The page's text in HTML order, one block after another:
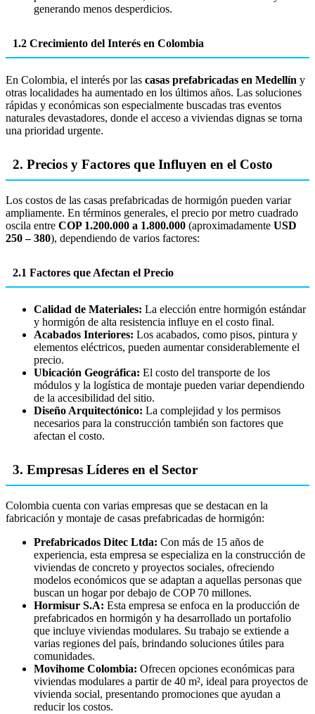
generando menos desperdicios.
1.2 Crecimiento del Interés en Colombia
En Colombia, el interés por las casas prefabricadas en Medellín y
otras localidades ha aumentado en los últimos años. Las soluciones
rápidas y económicas son especialmente buscadas tras eventos
naturales devastadores, donde el acceso a viviendas dignas se torna
una prioridad urgente.
2. Precios y Factores que Influyen en el Costo
Los costos de las casas prefabricadas de hormigón pueden variar
ampliamente. En términos generales, el precio por metro cuadrado
oscila entre COP 1.200.000 a 1.800.000 (aproximadamente USD
250 – 380), dependiendo de varios factores:
2.1 Factores que Afectan el Precio
Calidad de Materiales: La elección entre hormigón estándar
y hormigón de alta resistencia influye en el costo final.
Acabados Interiores: Los acabados, como pisos, pintura y
elementos eléctricos, pueden aumentar considerablemente el
precio.
Ubicación Geográfica: El costo del transporte de los
módulos y la logística de montaje pueden variar dependiendo
de la accesibilidad del sitio.
Diseño Arquitectónico: La complejidad y los permisos
necesarios para la construcción también son factores que
afectan el costo.
3. Empresas Líderes en el Sector
Colombia cuenta con varias empresas que se destacan en la
fabricación y montaje de casas prefabricadas de hormigón:
Prefabricados Ditec Ltda: Con más de 15 años de
experiencia, esta empresa se especializa en la construcción de
viviendas de concreto y proyectos sociales, ofreciendo
modelos económicos que se adaptan a aquellas personas que
buscan un hogar por debajo de COP 70 millones.
Hormisur S.A: Esta empresa se enfoca en la producción de
prefabricados en hormigón y ha desarrollado un portafolio
que incluye viviendas modulares. Su trabajo se extiende a
varias regiones del país, brindando soluciones útiles para
comunidades.
Movihome Colombia: Ofrecen opciones económicas para
viviendas modulares a partir de 40 m², ideal para proyectos de
vivienda social, presentando promociones que ayudan a
reducir los costos.